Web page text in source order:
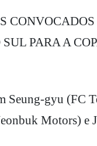
PARA A
Seung-gyu (FC
Motors) e